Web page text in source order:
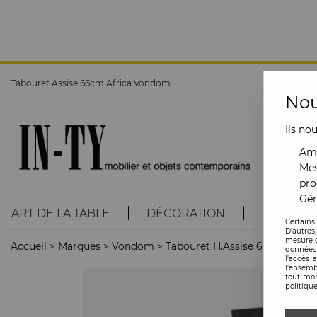
Tabouret Assise 66cm Africa Vondom
ART DE LA TABLE DÉCORATION
Accueil > Marques > Vondom > Tabouret H.Assise 66cm
Ils
mesure
l'accès
tout